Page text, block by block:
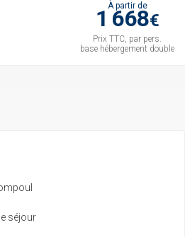
À partir de
1 668€
Prix TTC, par pers.
base hébergement double
séjour